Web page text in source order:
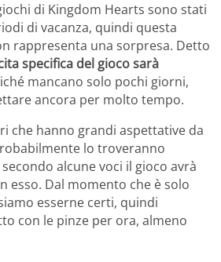
di Kingdom Hearts sono stati
di vacanza, quindi questa
rappresenta una sorpresa. Detto
specifica del gioco sarà
mancano solo pochi giorni,
ancora per molto tempo.
che hanno grandi aspettative da
lo troveranno
alcune voci il gioco avrà
esso. Dal momento che è solo
esserne certi, quindi
con le pinze per ora, almeno